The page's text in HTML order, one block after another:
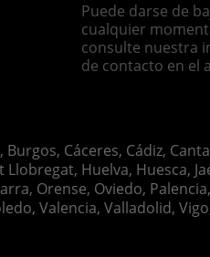
Puede darse de
cualquier
consulte nuestra
de contacto en el
Cáceres, Cádiz,
Huelva, Huesca,
Orense, Oviedo,
Valencia, Valladolid,